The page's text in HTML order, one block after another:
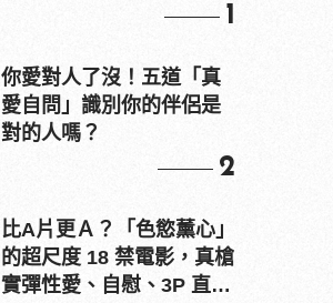
1
你愛對人了沒！五道「真
愛自問」識別你的伴侶是
對的人嗎？
2
比A片更Ａ？「色慾薰心」
的超尺度 18 禁電影，真槍
實彈性愛、自慰、3P 直接